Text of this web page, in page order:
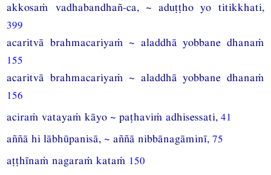
akkosaṁ vadhabandhañ-ca, ~ aduṭṭho yo titikkhati,
399
acaritvā brahmacariyaṁ ~ aladdhā yobbane dhanaṁ
155
acaritvā brahmacariyaṁ ~ aladdhā yobbane dhanaṁ
156
aciraṁ vatayaṁ kāyo ~ paṭhaviṁ adhisessati,41
aññā hi lābhūpanisā, ~ aññā nibbānagāminī,75
aṭṭhīnaṁ nagaraṁ kataṁ 150